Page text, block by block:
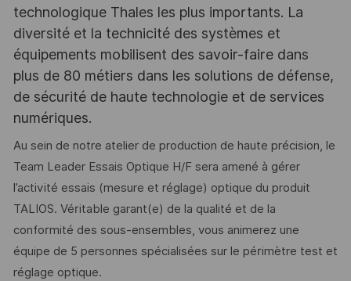
technologique Thales les plus importants. La
diversité et la technicité des systèmes et
équipements mobilisent des savoir-faire dans
plus de 80 métiers dans les solutions de défense,
de sécurité de haute technologie et de services
numériques.
Au sein de notre atelier de production de haute précision, le
Team Leader Essais Optique H/F sera amené à gérer
l’activité essais (mesure et réglage) optique du produit
TALIOS. Véritable garant(e) de la qualité et de la
conformité des sous-ensembles, vous animerez une
équipe de 5 personnes spécialisées sur le périmètre test et
réglage optique.